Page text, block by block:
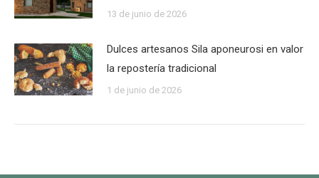
13 de junio de 2026
Dulces artesanos Sila aponeurosi en valor
la repostería tradicional
1 de junio de 2026